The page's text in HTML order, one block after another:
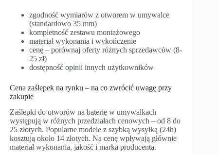
zgodność wymiarów z otworem w umywalce
(standardowo 35 mm)
kompletność zestawu montażowego
materiał wykonania i wykończenie
cenę – porównaj oferty różnych sprzedawców (8-
25 zł)
dostępność opinii innych użytkowników
Cena zaślepek na rynku – na co zwrócić uwagę przy
zakupie
Zaślepki do otworów na baterię w umywalkach
występują w różnych przedziałach cenowych – od 8 do
25 złotych. Popularne modele z szybką wysyłką (24h)
kosztują około 14 złotych. Na cenę wpływają głównie
materiał wykonania, jakość i marka producenta.